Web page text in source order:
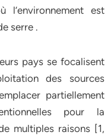
l’environnement est
serre .
pays se focalisent
des sources
partiellement
pour la
multiples raisons [1,